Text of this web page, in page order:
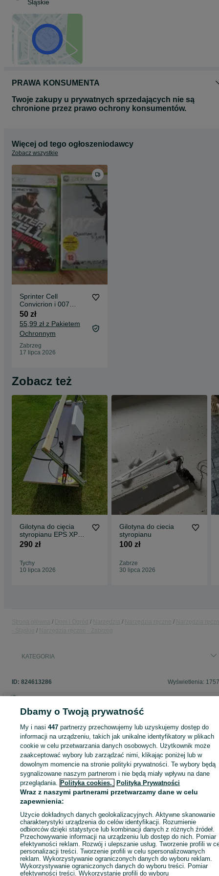
Przed zakupem OLX proszę się ze na skontaktować ponieważ
wysyłka przez OLX jest możliwa wyłącznie w wypadku gilotyny BEZ
BLATU I POPRZECZEK.
Śląskie
PRAWA KONSUMENTA
Twoje zakupy u prywatnych sprzedających nie są
chronione przez prawo ochrony konsumentów.
Więcej od tego ogłoszeniodawcy
Zobacz wszystkie
Sprinter Cell
Convicrion i 007
Quantum Of Solace
50 zł
55,99 zł z Pakietem
Ochronnym
Zabrzeg
17 lipca 2026
Zobacz też
Gilotyna do cięcia
styropianu EPS XPS
regulowany kąt
290 zł
Tychy
10 lipca 2026
Gilotyna do ciecia
styropianu
100 zł
Zabrze
30 lipca 2026
KATEGORIA
ID: 824613286 Wyświetlenia:
Zaloguj się lub załóż konto na OLX, aby skontaktować się z
sprzedającym
Zaloguj się / Załóż konto
Kup
Dbamy o Twoją prywatność
My i nasi447 partnerzy przechowujemy lub uzyskujemy dostęp do
informacji na urządzeniu, takich jak unikalne identyfikatory w plikach
cookie w celu przetwarzania danych osobowych. Użytkownik może
zaakceptować wybory lub zarządzać nimi, klikając poniżej lub w
dowolnym momencie na stronie polityki prywatności. Te wybory będą
sygnalizowane naszym partnerom i nie będą miały wpływu na dane
przeglądania. Polityka cookies, Polityka Prywatności
Wraz z naszymi partnerami przetwarzamy dane w celu
zapewnienia:
Użycie dokładnych danych geolokalizacyjnych. Aktywne skanowanie
charakterystyki urządzenia do celów identyfikacji. Rozumienie
odbiorców dzięki statystyce lub kombinacji danych z różnych źródeł.
Przechowywanie informacji na urządzeniu lub dostęp do nich. Pomiar
efektywności reklam. Rozwój i ulepszanie usług. Tworzenie profili w
personalizacji treści. Tworzenie profili w celu spersonalizowanych
reklam. Wykorzystywanie ograniczonych danych do wyboru reklam.
Wykorzystywanie ograniczonych danych do wyboru treści. Pomiar
efektywności treści. Wykorzystanie profili do wyboru